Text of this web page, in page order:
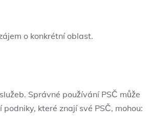
o konkrétní oblast.
Správné používání PSČ může
které ⁢znají své PSČ, mohou: